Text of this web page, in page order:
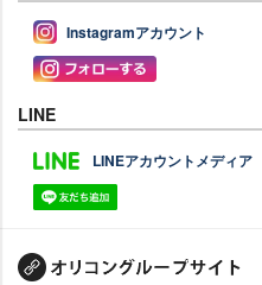
Instagramアカウント
LINE
LINEアカウントメディア